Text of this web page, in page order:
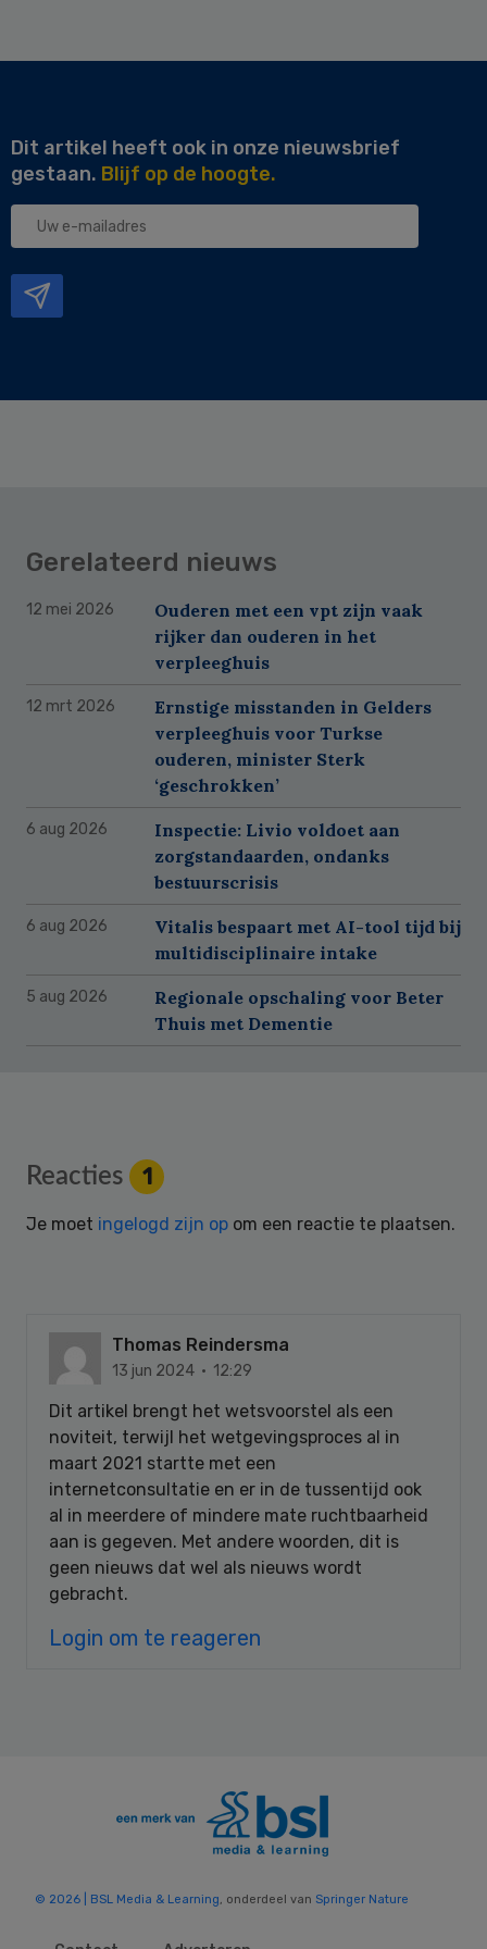
Dit artikel heeft ook in onze nieuwsbrief
gestaan. Blijf op de hoogte.
Uw
Gerelateerd nieuws
12 mei 2026
Ouderen met een vpt zijn vaak
rijker dan ouderen in het
verpleeghuis
12 mrt 2026
Ernstige misstanden in Gelders
verpleeghuis voor Turkse
ouderen, minister Sterk
‘geschrokken’
6 aug 2026
Inspectie: Livio voldoet aan
zorgstandaarden, ondanks
bestuurscrisis
6 aug 2026
Vitalis bespaart met AI-tool tijd bij
multidisciplinaire intake
5 aug 2026
Regionale opschaling voor Beter
Thuis met Dementie
Reader
Interactions
Reacties 1
Je moet ingelogd zijn op om een reactie te plaatsen.
Thomas Reindersma
13 jun 2024 · 12:29
Dit artikel brengt het wetsvoorstel als een
noviteit, terwijl het wetgevingsproces al in
maart 2021 startte met een
internetconsultatie en er in de tussentijd ook
al in meerdere of mindere mate ruchtbaarheid
aan is gegeven. Met andere woorden, dit is
geen nieuws dat wel als nieuws wordt
gebracht.
Login om te reageren
© 2026 | BSL Media & Learning, onderdeel van Springer Nature